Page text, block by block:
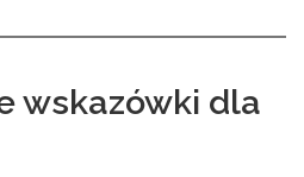
wskazówki dla